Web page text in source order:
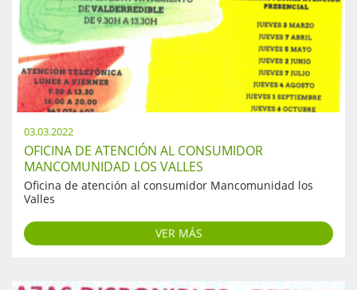
03.03.2022
OFICINA DE ATENCIÓN AL CONSUMIDOR
MANCOMUNIDAD LOS VALLES
Oficina de atención al consumidor Mancomunidad los
Valles
VER MÁS